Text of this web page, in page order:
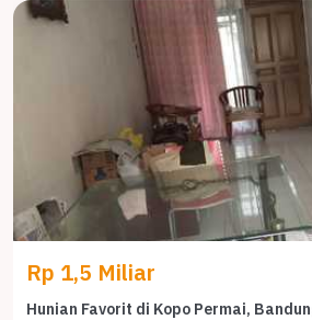
Rp 1,5 Miliar